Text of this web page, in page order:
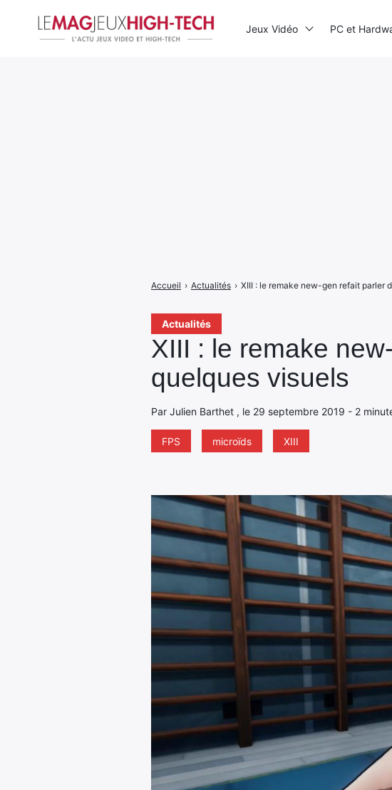
Actualités
XIII : le remake
quelques visuels
Par Julien Barthet , le 29 septembre 2019 - 2
FPS microïds XIII
Accueil › Actualités › XIII : le remake new-gen refait parler
Jeux Vidéo PC et